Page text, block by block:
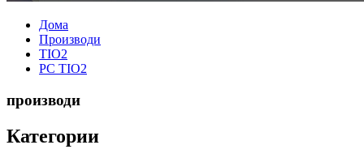
Дома
Производи
TIO2
PC TIO2
производи
Категории